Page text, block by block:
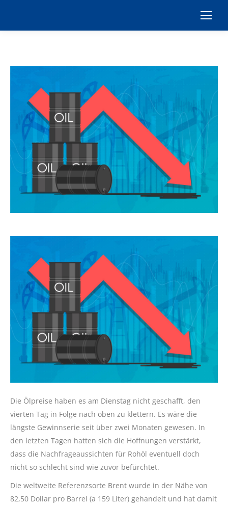
Die Ölpreise haben es am Dienstag nicht geschafft, den
vierten Tag in Folge nach oben zu klettern. Es wäre die
längste Gewinnserie seit über zwei Monaten gewesen. In
den letzten Tagen hatten sich die Hoffnungen verstärkt,
dass die Nachfrageaussichten für Rohöl eventuell doch
nicht so schlecht sind wie zuvor befürchtet.
Die weltweite Referenzsorte Brent wurde in der Nähe von
82,50 Dollar pro Barrel (a 159 Liter) gehandelt und hat damit